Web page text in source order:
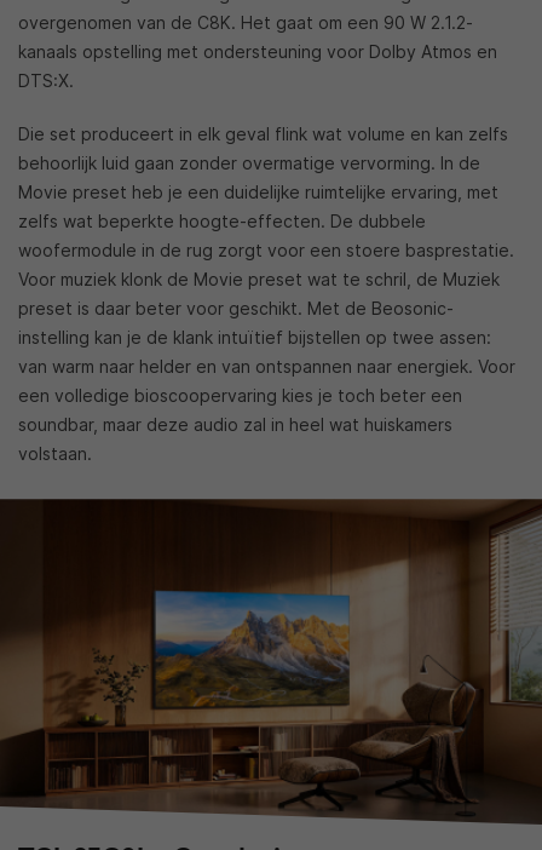
overgenomen van de C8K. Het gaat om een 90 W 2.1.2-
kanaals opstelling met ondersteuning voor Dolby Atmos en
DTS:X.
Die set produceert in elk geval flink wat volume en kan zelfs
behoorlijk luid gaan zonder overmatige vervorming. In de
Movie preset heb je een duidelijke ruimtelijke ervaring, met
zelfs wat beperkte hoogte-effecten. De dubbele
woofermodule in de rug zorgt voor een stoere basprestatie.
Voor muziek klonk de Movie preset wat te schril, de Muziek
preset is daar beter voor geschikt. Met de Beosonic-
instelling kan je de klank intuïtief bijstellen op twee assen:
van warm naar helder en van ontspannen naar energiek. Voor
een volledige bioscoopervaring kies je toch beter een
soundbar, maar deze audio zal in heel wat huiskamers
volstaan.